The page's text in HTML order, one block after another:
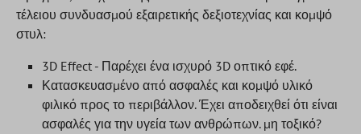
τέλειου συνδυασμού εξαιρετικής δεξιοτεχνίας και κομψό
στυλ:
3D Effect - Παρέχει ένα ισχυρό 3D οπτικό εφέ.
Κατασκευασμένο από ασφαλές και κομψό υλικό
φιλικό προς το περιβάλλον. Έχει αποδειχθεί ότι είναι
ασφαλές για την υγεία των ανθρώπων. μη τοξικό?